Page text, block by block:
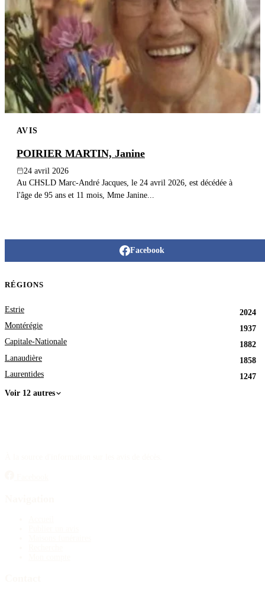
AVIS
POIRIER MARTIN, Janine
24 avril 2026
Au CHSLD Marc-André Jacques, le 24 avril 2026, est décédée à
l'âge de 95 ans et 11 mois, Mme Janine...
Facebook
RÉGIONS
Estrie
2024
Montérégie
1937
Capitale-Nationale
1882
Lanaudière
1858
Laurentides
1247
Voir 12 autres